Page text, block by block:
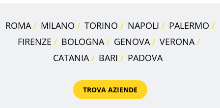
ROMA MILANO TORINO NAPOLI
PALERMO
FIRENZE
BOLOGNA GENOVA
VERONA
CATANIA
BARI PADOVA
TROVA AZIENDE